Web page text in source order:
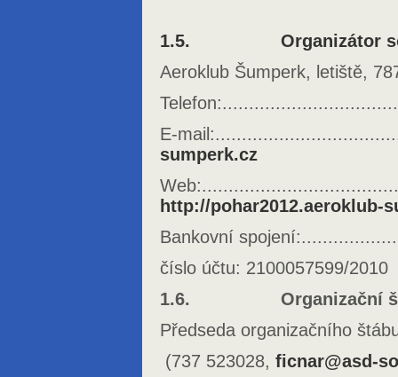
1.5. Organizátor
Aeroklub Šumperk, letiště,
E-
sumperk.cz
http://pohar2012.aeroklub-
Bankovní
číslo účtu: 2100057599/2010
1.6. Organizační
Předseda organizačního
(737 523028, ficnar@asd-